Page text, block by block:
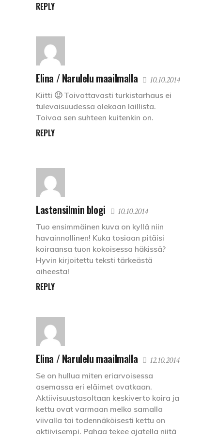
REPLY
Elina / Narulelu maailmalla 10.10.2014
Kiitti 🙂 Toivottavasti turkistarhaus ei
tulevaisuudessa olekaan laillista.
Toivoa sen suhteen kuitenkin on.
REPLY
Lastensilmin blogi 10.10.2014
Tuo ensimmäinen kuva on kyllä niin
havainnollinen! Kuka tosiaan pitäisi
koiraansa tuon kokoisessa häkissä?
Hyvin kirjoitettu teksti tärkeästä
aiheesta!
REPLY
Elina / Narulelu maailmalla 12.10.2014
Se on hullua miten eriarvoisessa
asemassa eri eläimet ovatkaan.
Aktiivisuustasoltaan keskiverto koira ja
kettu ovat varmaan melko samalla
viivalla tai todennäköisesti kettu on
aktiivisempi. Pahaa tekee ajatella niitä